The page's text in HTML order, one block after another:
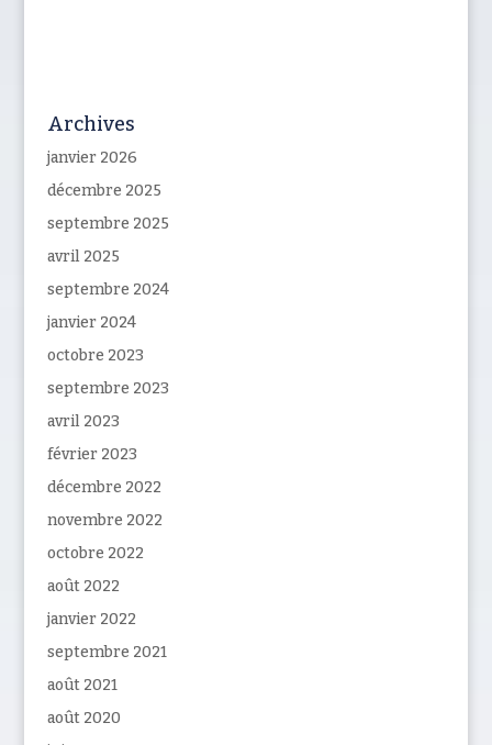
Archives
janvier 2026
décembre 2025
septembre 2025
avril 2025
septembre 2024
janvier 2024
octobre 2023
septembre 2023
avril 2023
février 2023
décembre 2022
novembre 2022
octobre 2022
août 2022
janvier 2022
septembre 2021
août 2021
août 2020